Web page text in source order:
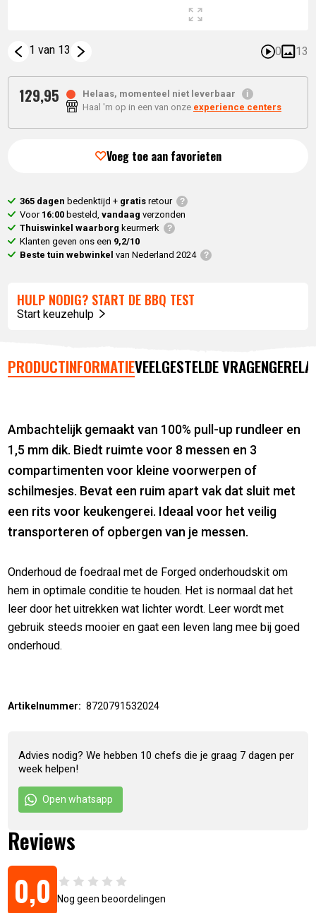
1 van 13 0 13
129,95
Helaas, momenteel niet leverbaar
Haal 'm op in een van onze experience centers
Voeg toe aan favorieten
365 dagen bedenktijd + gratisretour
Voor 16:00 besteld,vandaag verzonden
Thuiswinkel waarborg keurmerk
Klanten geven ons een 9,2/10
Beste tuin webwinkel van Nederland 2024
HULP NODIG? START DE BBQ TEST
Start keuzehulp
PRODUCTINFORMATIEVEELGESTELDE VRAGEN
Ambachtelijk gemaakt van 100% pull-up rundleer en
1,5 mm dik. Biedt ruimte voor 8 messen en 3
compartimenten voor kleine voorwerpen of
schilmesjes. Bevat een ruim apart vak dat sluit met
een rits voor keukengerei. Ideaal voor het veilig
transporteren of opbergen van je messen.
Onderhoud de foedraal met de Forged onderhoudskit om
hem in optimale conditie te houden. Het is normaal dat het
leer door het uitrekken wat lichter wordt. Leer wordt met
gebruik steeds mooier en gaat een leven lang mee bij goed
onderhoud.
Artikelnummer: 8720791532024
Advies nodig? We hebben 10 chefs die je graag 7 dagen per
week helpen!
Open whatsapp
Reviews
0,0 Nog geen beoordelingen